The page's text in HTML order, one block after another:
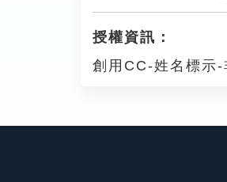
授權資訊：
創用CC-姓名標示